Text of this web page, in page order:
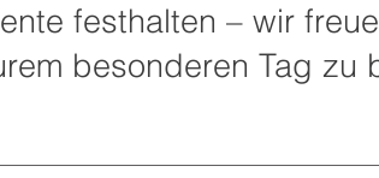
festhalten – wir
besonderen Tag zu